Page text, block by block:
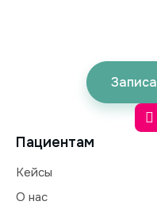
Пациентам
Кейсы
О нас